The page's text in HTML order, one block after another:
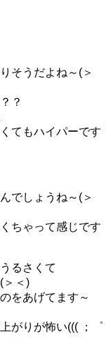
そうだよね～(＞
？
てもハイパーです
でしょうね～(＞
ちゃって感じです
るさくて
＞＜)
をあげてます～
がりが怖い((( ；゜